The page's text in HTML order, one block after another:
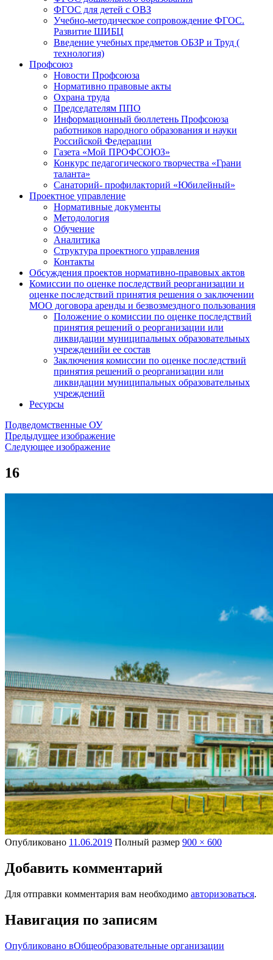
ФГОС для детей с ОВЗ
Учебно-методическое сопровождение ФГОС.
Развитие ШИБЦ
Введение учебных предметов ОБЗР и Труд (
технология)
Профсоюз
Новости Профсоюза
Нормативно правовые акты
Охрана труда
Председателям ППО
Информационный бюллетень Профсоюза
работников народного образования и науки
Российской Федерации
Газета «Мой ПРОФСОЮЗ»
Конкурс педагогического творчества «Грани
таланта»
Санаторий- профилакторий «Юбилейный»
Проектное управление
Нормативные документы
Методология
Обучение
Аналитика
Структура проектного управления
Контакты
Обсуждения проектов нормативно-правовых актов
Комиссии по оценке последствий реорганизации и
оценке последствий принятия решения о заключении
МОО договора аренды и безвозмездного пользования
Положение о комиссии по оценке последствий
принятия решений о реорганизации или
ликвидации муниципальных образовательных
учрежденийи ее состав
Заключения комиссии по оценке последствий
принятия решений о реорганизации или
ликвидации муниципальных образовательных
учреждений
Ресурсы
Подведомственные ОУ
Предыдущее изображение
Следующее изображение
16
Опубликовано 11.06.2019 Полный размер 900 × 600
Добавить комментарий
Для отправки комментария вам необходимо авторизоваться.
Навигация по записям
Опубликовано вОбщеобразовательные организации